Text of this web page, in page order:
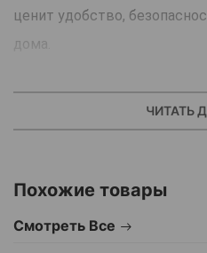
ценит удобство,
дома.
1.Полностью
автоматически удаляет
наполнитель,разделяет
ЧИТАТЬ
Похожие товары
Смотреть Все